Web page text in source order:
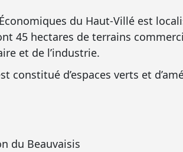
du Haut-Villé est
45 hectares de terrains
et de l’industrie.
constitué d’espaces verts et
du Beauvaisis